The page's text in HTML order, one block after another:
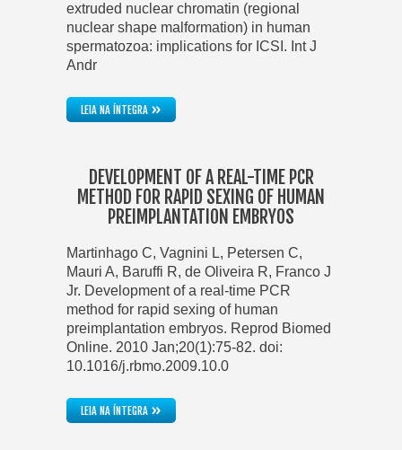
extruded nuclear chromatin (regional
nuclear shape malformation) in human
spermatozoa: implications for ICSI. Int J
Andr
LEIA NA ÍNTEGRA»
DEVELOPMENT OF A REAL-TIME PCR
METHOD FOR RAPID SEXING OF HUMAN
PREIMPLANTATION EMBRYOS
Martinhago C, Vagnini L, Petersen C,
Mauri A, Baruffi R, de Oliveira R, Franco J
Jr. Development of a real-time PCR
method for rapid sexing of human
preimplantation embryos. Reprod Biomed
Online. 2010 Jan;20(1):75-82. doi:
10.1016/j.rbmo.2009.10.0
LEIA NA ÍNTEGRA»